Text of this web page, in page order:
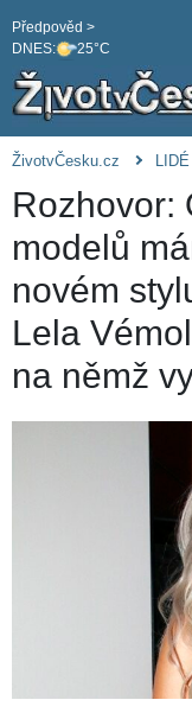
DNES: 25°C
Předpověd >
ŽivotvČesku.cz LIDÉ
Rozhovor:
modelů
novém
Lela
na němž